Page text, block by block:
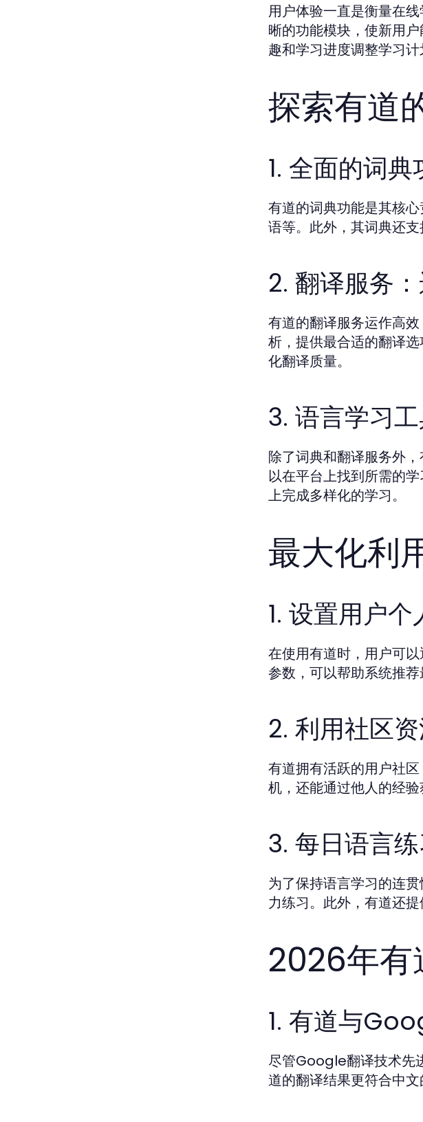
用户体验一直是衡量在
晰的功能模块，使新用
趣和学习进度调整学习计
探索有道
1. 全面的词典
有道的词典功能是其核
语等。此外，其词典还
2. 翻译服务
有道的翻译服务运作高
析，提供最合适的翻译
化翻译质量。
3. 语言学习
除了词典和翻译服务外
以在平台上找到所需的
上完成多样化的学习。
最大化利
1. 设置用户
在使用有道时，用户可
参数，可以帮助系统推
2. 利用社区
有道拥有活跃的用户社
机，还能通过他人的经验
3. 每日语言
为了保持语言学习的连
力练习。此外，有道还
2026年有
1. 有道与
尽管Google翻译技术先
道的翻译结果更符合中